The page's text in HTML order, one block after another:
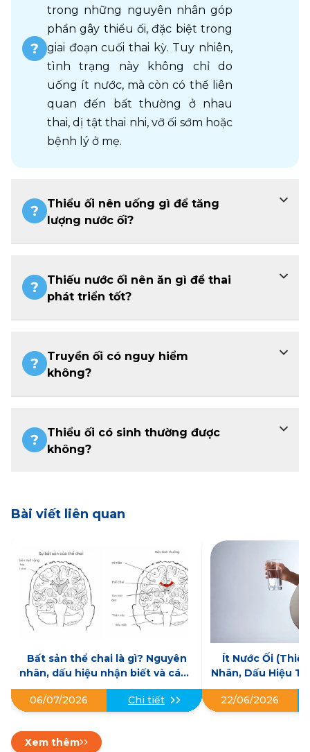
trong những nguyên nhân góp
phần gây thiểu ối, đặc biệt trong
giai đoạn cuối thai kỳ. Tuy nhiên,
tình trạng này không chỉ do
uống ít nước, mà còn có thể liên
quan đến bất thường ở nhau
thai, dị tật thai nhi, vỡ ối sớm hoặc
bệnh lý ở mẹ.
Thiểu ối nên uống gì để tăng
lượng nước ối?
Thiếu nước ối nên ăn gì để thai
phát triển tốt?
Truyền ối có nguy hiểm
không?
Thiểu ối có sinh thường được
không?
Bài viết liên quan
Bất sản thể chai là gì? Nguyên
nhân, dấu hiệu nhận biết và cách
phòng ngừa
06/07/2026
Chi tiết
Ít Nước Ối
Nhân, Dấu Hiệu
Phòng
22/06/2026
Xem thêm